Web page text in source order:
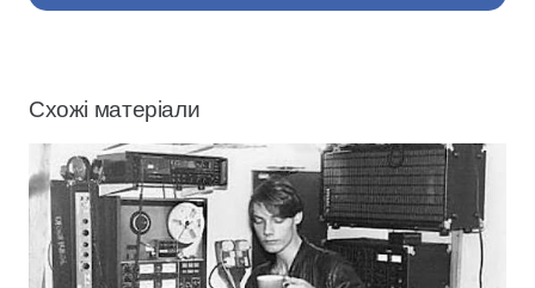
Схожі матеріали